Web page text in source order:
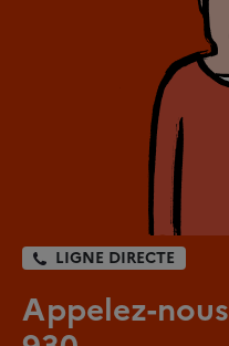
LIGNE DIRECTE
Appelez-